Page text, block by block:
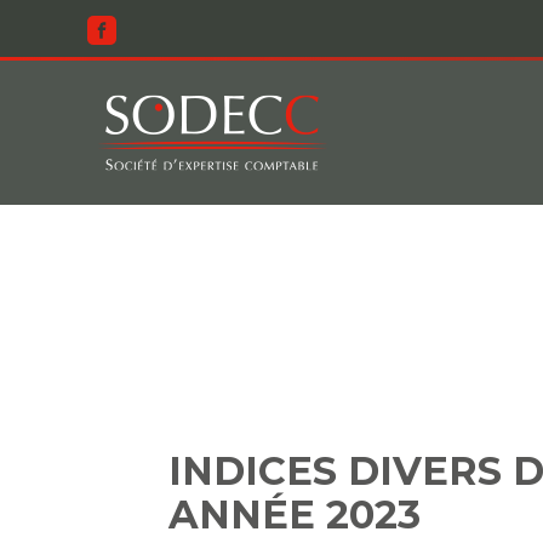
au
INDICES DIVERS
ANNÉE 2023